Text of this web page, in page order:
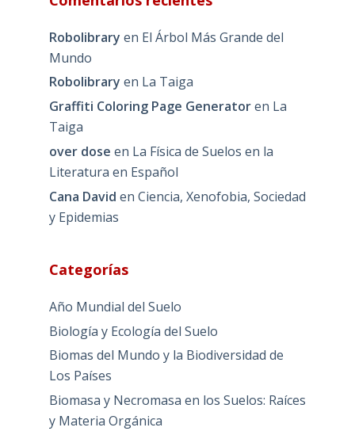
Robolibrary en El Árbol Más Grande del
Mundo
Robolibrary en La Taiga
Graffiti Coloring Page Generatoren La
Taiga
over dose en La Física de Suelos en la
Literatura en Español
Cana David en Ciencia, Xenofobia, Sociedad
y Epidemias
Categorías
Año Mundial del Suelo
Biología y Ecología del Suelo
Biomas del Mundo y la Biodiversidad de
Los Países
Biomasa y Necromasa en los Suelos: Raíces
y Materia Orgánica